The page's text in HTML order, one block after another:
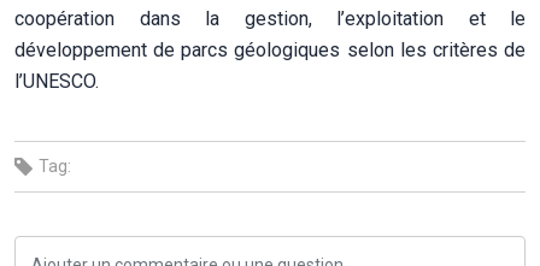
coopération dans la gestion, l’exploitation et le
développement de parcs géologiques selon les critères de
l’UNESCO.
Tag: